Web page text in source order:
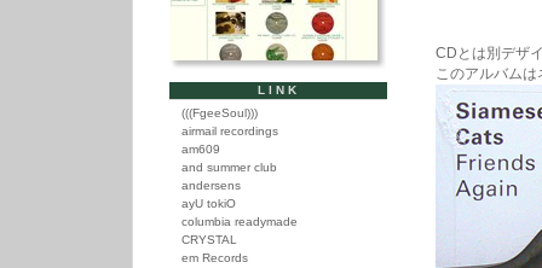
CDとは別デザ
このアルバム
LINK
(((FgeeSoul)))
airmail recordings
am609
and summer club
andersens
ayU tokiO
columbia readymade
CRYSTAL
em Records